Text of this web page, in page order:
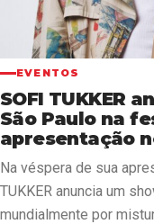
EVENTOS
SOFI TUKKER
São Paulo na
apresentação
Na véspera de sua
TUKKER anuncia um
mundialmente por